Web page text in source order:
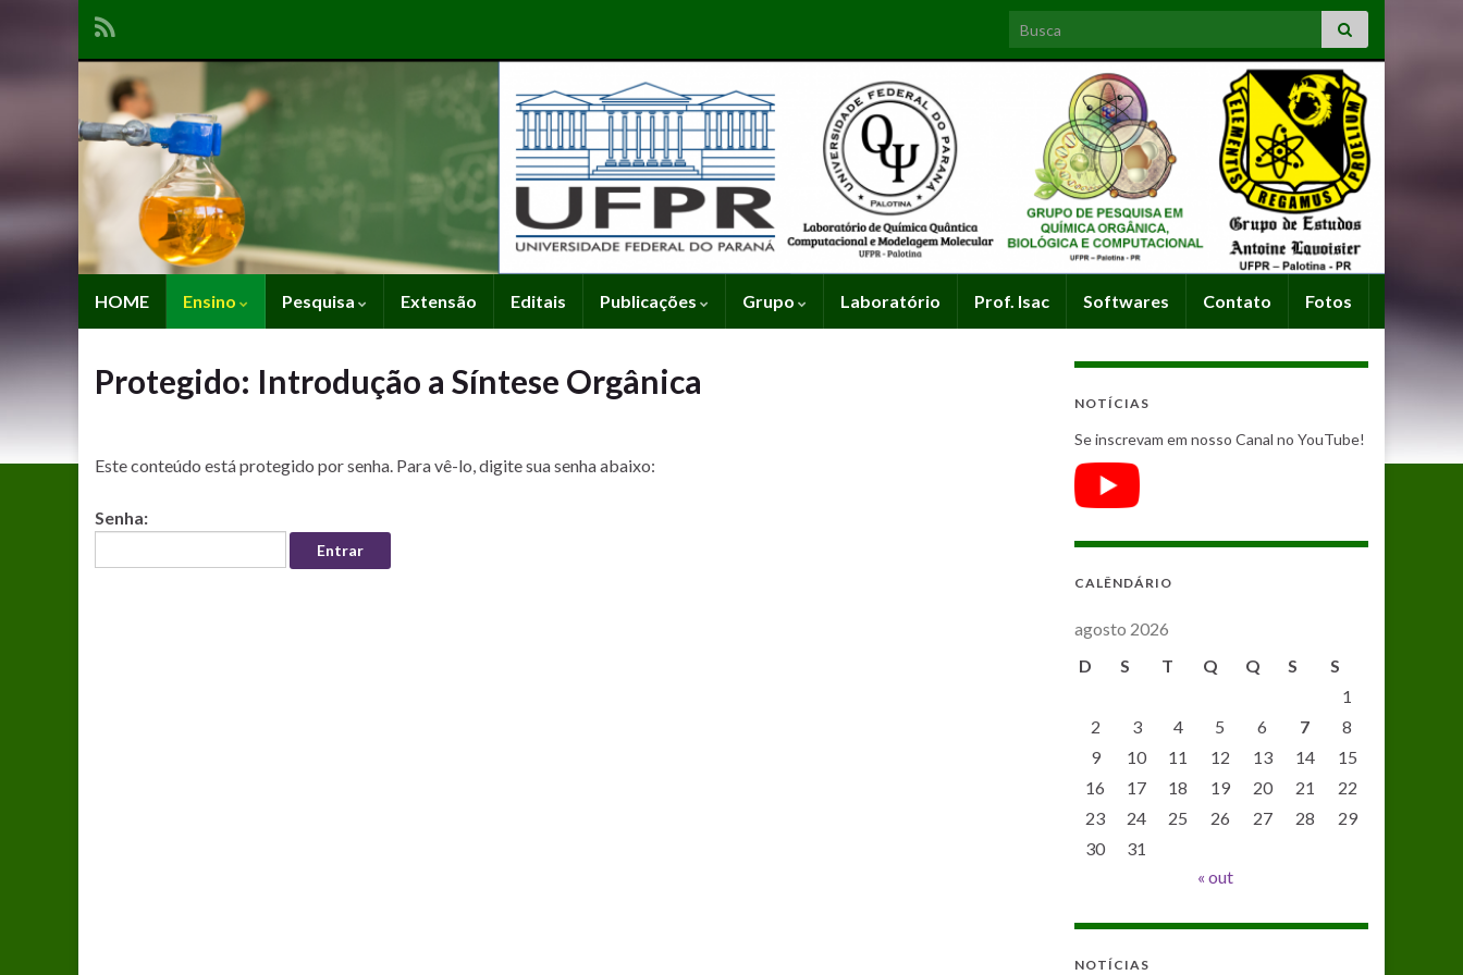
Search for:
HOME Ensino Pesquisa Extensão Editais Publicações Grupo Laboratório Prof. Isac Softwares Contato Fotos
Protegido: Introdução a Síntese Orgânica
Este conteúdo está protegido por senha. Para vê-lo, digite sua senha abaixo:
Senha:
NOTÍCIAS
Se inscrevam em nosso Canal no YouTube!
CALÊNDÁRIO
agosto 2026
D
S T Q Q S
S
1
2
3 4 5 6 7
8
9
10 11 12 13 14
15
16
17 18 19 20 21
22
23
24 25 26 27 28
29
30
31
« out
NOTÍCIAS